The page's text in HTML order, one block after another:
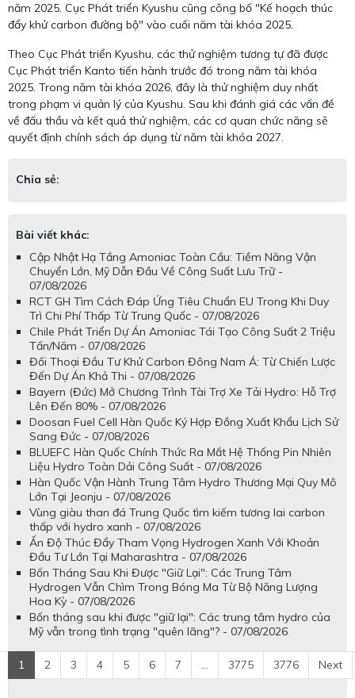
năm 2025. Cục Phát triển Kyushu cũng công bố "Kế hoạch thúc
đẩy khử carbon đường bộ" vào cuối năm tài khóa 2025.
Theo Cục Phát triển Kyushu, các thử nghiệm tương tự đã được
Cục Phát triển Kanto tiến hành trước đó trong năm tài khóa
2025. Trong năm tài khóa 2026, đây là thử nghiệm duy nhất
trong phạm vi quản lý của Kyushu. Sau khi đánh giá các vấn đề
về đấu thầu và kết quả thử nghiệm, các cơ quan chức năng sẽ
quyết định chính sách áp dụng từ năm tài khóa 2027.
Chia sẻ:
Bài viết khác:
Cập Nhật Hạ Tầng Amoniac Toàn Cầu: Tiềm Năng Vận
Chuyển Lớn, Mỹ Dẫn Đầu Về Công Suất Lưu Trữ -
07/08/2026
RCT GH Tìm Cách Đáp Ứng Tiêu Chuẩn EU Trong Khi Duy
Trì Chi Phí Thấp Từ Trung Quốc - 07/08/2026
Chile Phát Triển Dự Án Amoniac Tái Tạo Công Suất 2 Triệu
Tấn/Năm - 07/08/2026
Đối Thoại Đầu Tư Khử Carbon Đông Nam Á: Từ Chiến Lược
Đến Dự Án Khả Thi - 07/08/2026
Bayern (Đức) Mở Chương Trình Tài Trợ Xe Tải Hydro: Hỗ Trợ
Lên Đến 80% - 07/08/2026
Doosan Fuel Cell Hàn Quốc Ký Hợp Đồng Xuất Khẩu Lịch Sử
Sang Đức - 07/08/2026
BLUEFC Hàn Quốc Chính Thức Ra Mắt Hệ Thống Pin Nhiên
Liệu Hydro Toàn Dải Công Suất - 07/08/2026
Hàn Quốc Vận Hành Trung Tâm Hydro Thương Mại Quy Mô
Lớn Tại Jeonju - 07/08/2026
Vùng giàu than đá Trung Quốc tìm kiếm tương lai carbon
thấp với hydro xanh - 07/08/2026
Ấn Độ Thúc Đẩy Tham Vọng Hydrogen Xanh Với Khoản
Đầu Tư Lớn Tại Maharashtra - 07/08/2026
Bốn Tháng Sau Khi Được "Giữ Lại": Các Trung Tâm
Hydrogen Vẫn Chìm Trong Bóng Ma Từ Bộ Năng Lượng
Hoa Kỳ - 07/08/2026
Bốn tháng sau khi được "giữ lại": Các trung tâm hydro của
Mỹ vẫn trong tình trạng "quên lãng"? - 07/08/2026
1 2 3 4 5 6 7 ... 3775 3776 Next